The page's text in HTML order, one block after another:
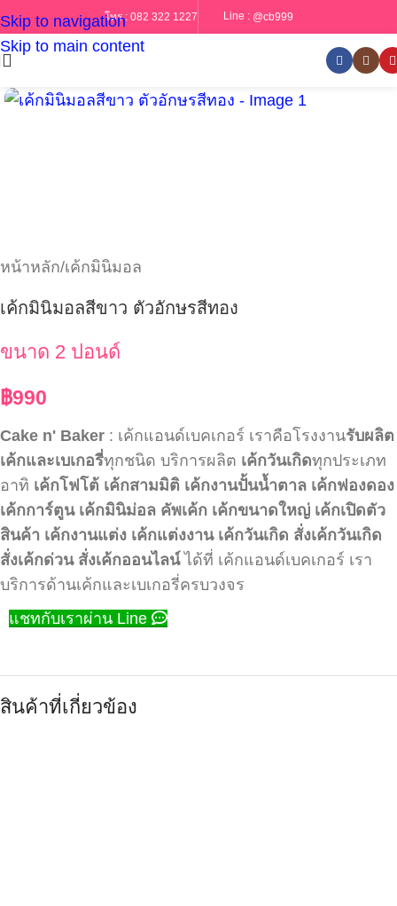
Skip to navigation
Skip to main content
โทร : 082 322 1227 Line : @cb999
หน้าหลัก/เค้กมินิมอล
เค้กมินิมอลสีขาว ตัวอักษรสีทอง
ขนาด 2 ปอนด์
฿990
Cake n' Baker : เค้กแอนด์เบคเกอร์ เราคือโรงงานรับผลิต
เค้กและเบเกอรี่ทุกชนิด บริการผลิต เค้กวันเกิดทุกประเภท
อาทิ เค้กโฟโต้ เค้กสามมิติ เค้กงานปั้นน้ำตาล เค้กฟองดอง
เค้กการ์ตูน เค้กมินิม่อล คัพเค้ก เค้กขนาดใหญ่ เค้กเปิดตัว
สินค้า เค้กงานแต่ง เค้กแต่งงาน เค้กวันเกิด สั่งเค้กวันเกิด
สั่งเค้กด่วน สั่งเค้กออนไลน์ได้ที่ เค้กแอนด์เบคเกอร์ เรา
บริการด้านเค้กและเบเกอรี่ครบวงจร
แชทกับเราผ่าน Line
สินค้าที่เกี่ยวข้อง